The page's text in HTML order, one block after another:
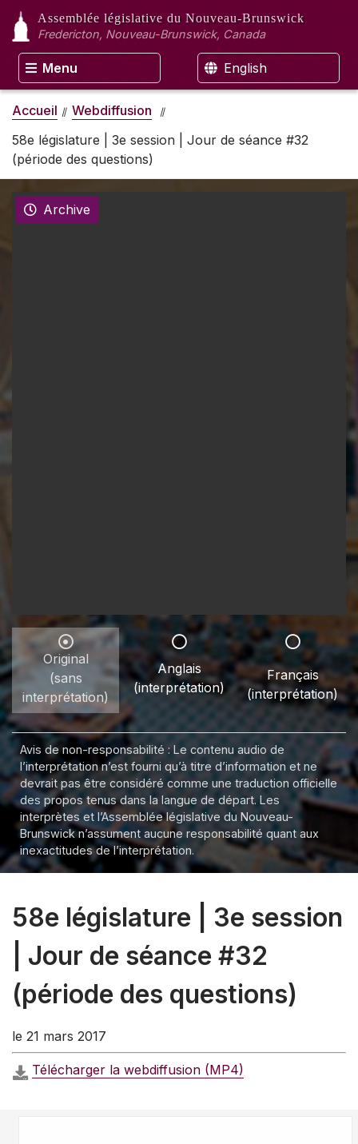
Assemblée législative du Nouveau-Brunswick
Fredericton, Nouveau-Brunswick, Canada
Menu English
Accueil
Webdiffusion
58e législature | 3e session | Jour de séance #32
(période des questions)
Archive
Original
(sans
interprétation)
Anglais
(interprétation)
Français
(interprétation)
Avis de non-responsabilité : Le contenu audio de
l’interprétation n’est fourni qu’à titre d’information et ne
devrait pas être considéré comme une traduction officielle
des propos tenus dans la langue de départ. Les
interprètes et l’Assemblée législative du Nouveau-
Brunswick n’assument aucune responsabilité quant aux
inexactitudes de l’interprétation.
58e législature | 3e session
| Jour de séance #32
(période des questions)
le 21 mars 2017
Télécharger la webdiffusion (MP4)